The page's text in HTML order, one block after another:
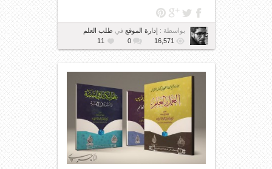
بواسطة : إدارة الموقعفي طلب العلم
16,571
0
11